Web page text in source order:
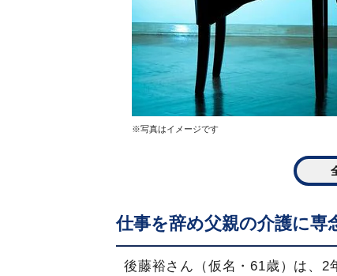
※写真はイメージです
仕事を辞め父親の介護に
後藤裕さん（仮名・61歳）は、2